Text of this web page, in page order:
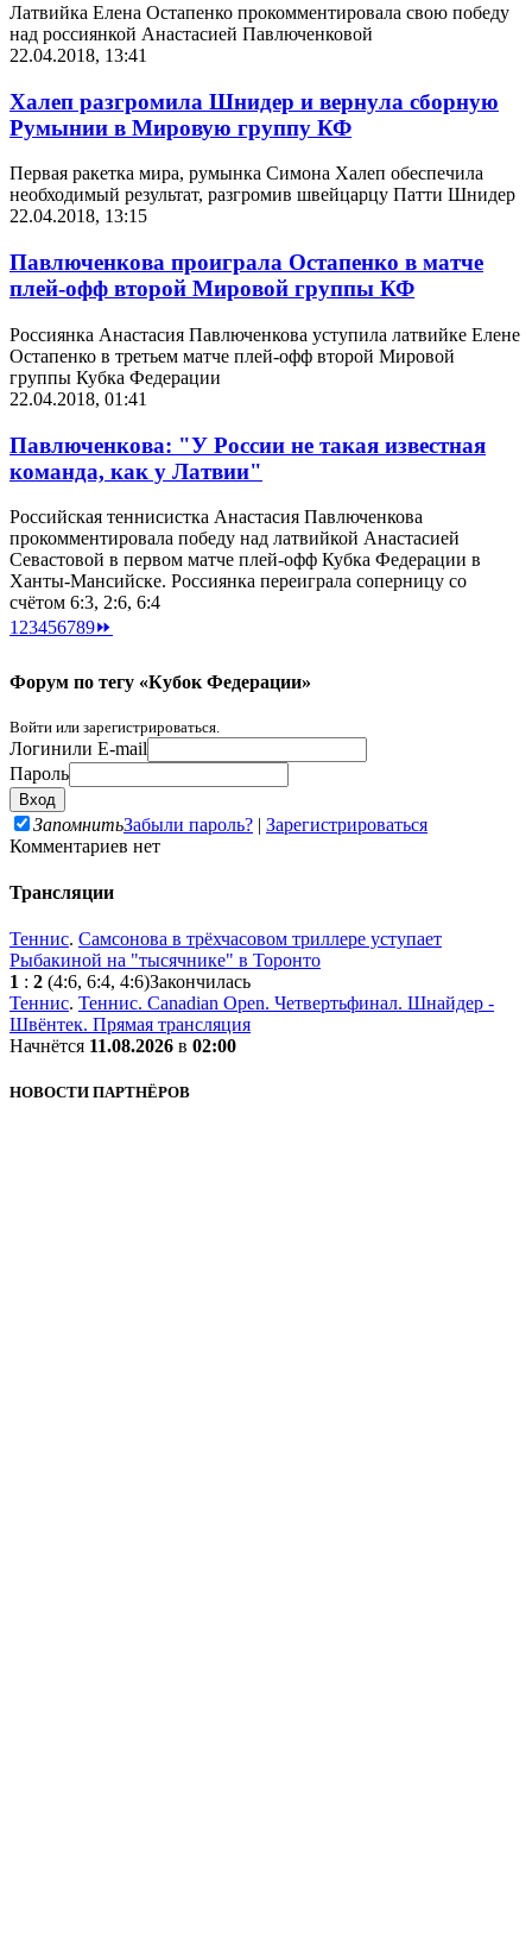
Латвийка Елена Остапенко прокомментировала свою победу
над россиянкой Анастасией Павлюченковой
22.04.2018, 13:41
Халеп разгромила Шнидер и вернула сборную
Румынии в Мировую группу КФ
Первая ракетка мира, румынка Симона Халеп обеспечила
необходимый результат, разгромив швейцарцу Патти Шнидер
22.04.2018, 13:15
Павлюченкова проиграла Остапенко в матче
плей-офф второй Мировой группы КФ
Россиянка Анастасия Павлюченкова уступила латвийке Елене
Остапенко в третьем матче плей-офф второй Мировой
группы Кубка Федерации
22.04.2018, 01:41
Павлюченкова: "У России не такая известная
команда, как у Латвии"
Российская теннисистка Анастасия Павлюченкова
прокомментировала победу над латвийкой Анастасией
Севастовой в первом матче плей-офф Кубка Федерации в
Ханты-Мансийске. Россиянка переиграла соперницу со
счётом 6:3, 2:6, 6:4
1 23456789⏩
Форум по тегу «Кубок Федерации»
Войти или зарегистрироваться.
Логинили E-mail
Пароль
ЗапомнитьЗабыли пароль? | Зарегистрироваться
Комментариев нет
Трансляции
Теннис. Самсонова в трёхчасовом триллере уступает
Рыбакиной на "тысячнике" в Торонто
1 : 2 (4:6, 6:4, 4:6)Закончилась
Теннис. Теннис. Canadian Open. Четвертьфинал. Шнайдер -
Швёнтек. Прямая трансляция
Начнётся 11.08.2026 в 02:00
НОВОСТИ ПАРТНЁРОВ